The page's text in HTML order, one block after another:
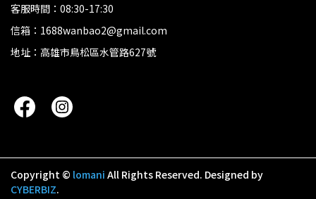
客服時間：08:30-17:30
信箱：1688wanbao2@gmail.com
地址：高雄市鳥松區水管路627號
Copyright © lomani All Rights Reserved. Designed by
CYBERBIZ.